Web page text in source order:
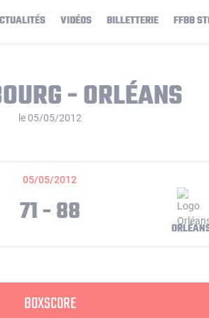
VIDÉOS BILLETTERIE FFBB
- ORLÉANS
le 05/05/2012
05/05/2012
71 - 88
BOXSCORE